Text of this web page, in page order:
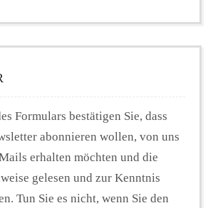
Formulars bestätigen Sie, dass
abonnieren wollen, von uns
erhalten möchten und die
gelesen und zur Kenntnis
Tun Sie es nicht, wenn Sie den